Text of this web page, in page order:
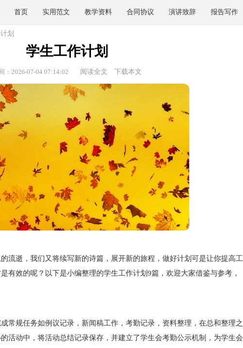
首页 实用范文 教学资料 合同协议 演讲致辞 报告写作
划
学生工作计划
：2026-07-04 07:14:02 阅读全文 下载本文
流逝，我们又将续写新的诗篇，展开新的旅程，做好计划可是让你提高工
有效的呢？以下是小编整理的学生工作计划9篇，欢迎大家借鉴与参考，
常规任务如例议记录，新闻稿工作，考勤记录，资料整理，在总和整理之
活动中，将活动总结记录保存，并建立了学生会考勤公示机制，为学生会